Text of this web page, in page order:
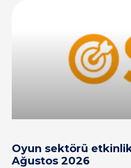
Oyun sektörü
Ağustos 2026